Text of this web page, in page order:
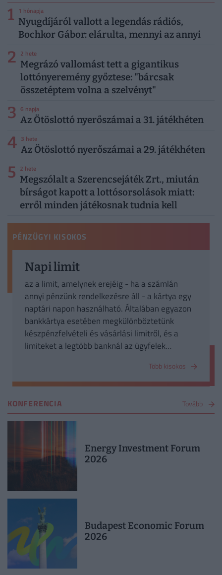
1 1 hónapja
Nyugdíjáról vallott a legendás rádiós,
Bochkor Gábor: elárulta, mennyi az annyi
2 2 hete
Megrázó vallomást tett a gigantikus
lottónyeremény győztese: "bárcsak
összetéptem volna a szelvényt"
3 6 napja
Az Ötöslottó nyerőszámai a 31. játékhéten
4 3 hete
Az Ötöslottó nyerőszámai a 29. játékhéten
5 2 hete
Megszólalt a Szerencsejáték Zrt., miután
bírságot kapott a lottósorsolások miatt:
erről minden játékosnak tudnia kell
PÉNZÜGYI KISOKOS
Napi limit
az a limit, amelynek erejéig - ha a számlán
annyi pénzünk rendelkezésre áll - a kártya egy
naptári napon használható. Általában egyazon
bankkártya esetében megkülönböztetünk
készpénzfelvételi és vásárlási limitről, és a
limiteket a legtöbb banknál az ügyfelek
Több kisokos
KONFERENCIA Tovább
Energy Investment Forum
2026
Budapest Economic Forum
2026